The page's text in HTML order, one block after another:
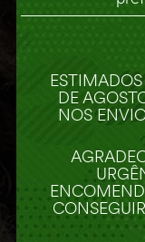
DE
NOS